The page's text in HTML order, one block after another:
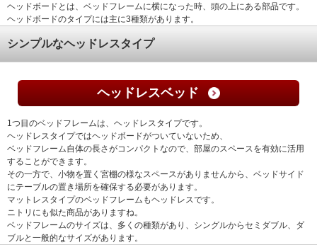
ヘッドボードとは、ベッドフレームに横になった時、頭の上にある部品です。
ヘッドボードのタイプには主に3種類があります。
シンプルなヘッドレスタイプ
ヘッドレスベッド
1つ目のベッドフレームは、ヘッドレスタイプです。
ヘッドレスタイプではヘッドボードがついていないため、
ベッドフレーム自体の長さがコンパクトなので、部屋のスペースを有効に活用
することができます。
その一方で、小物を置く宮棚の様なスペースがありませんから、ベッドサイド
にテーブルの置き場所を確保する必要があります。
マットレスタイプのベッドフレームもヘッドレスです。
ニトリにも似た商品がありますね。
ベッドフレームのサイズは、多くの種類があり、シングルからセミダブル、ダ
ブルと一般的なサイズがあります。